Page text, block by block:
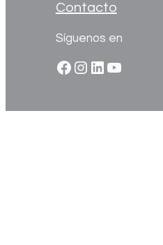
Contacto
Síguenos en
Facebook
Instagram
LinkedIn
YouTube